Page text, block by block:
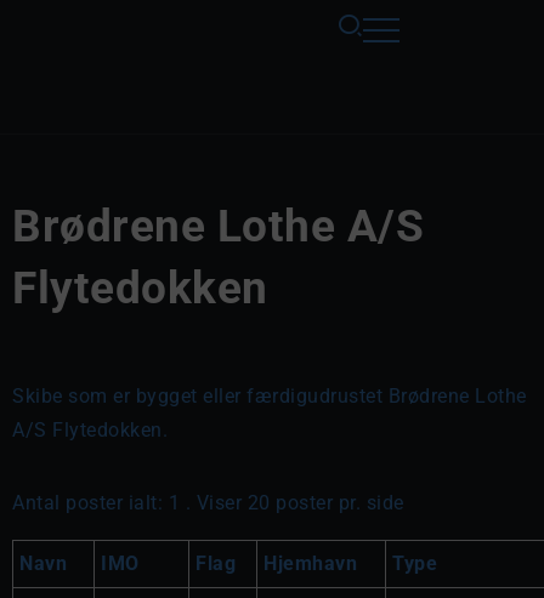
Brødrene Lothe A/S
Flytedokken
Skibe som er bygget eller færdigudrustet Brødrene Lothe
A/S Flytedokken.
Antal poster ialt: 1 . Viser 20 poster pr. side
Navn IMO Flag Hjemhavn Type